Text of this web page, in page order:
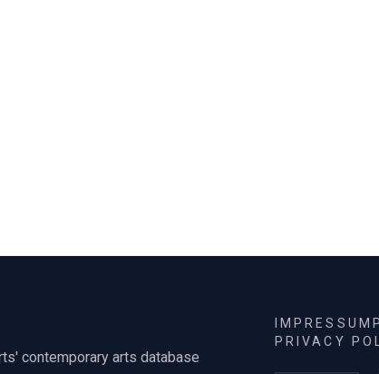
contemporary arts database
IMPRESSUM
PRIVACY